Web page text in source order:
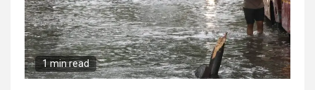
1 min read